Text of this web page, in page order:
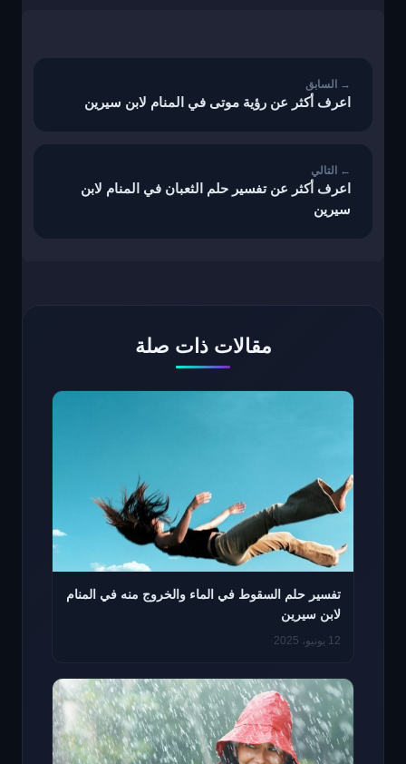
اعرف أكثر عن رؤية موتى في المنام لابن سيرين
اعرف أكثر عن تفسير حلم الثعبان في المنام لابن
سيرين
مقالات ذات صلة
تفسير حلم السقوط في الماء والخروج منه في المنام
لابن سيرين
12 يونيو، 2025